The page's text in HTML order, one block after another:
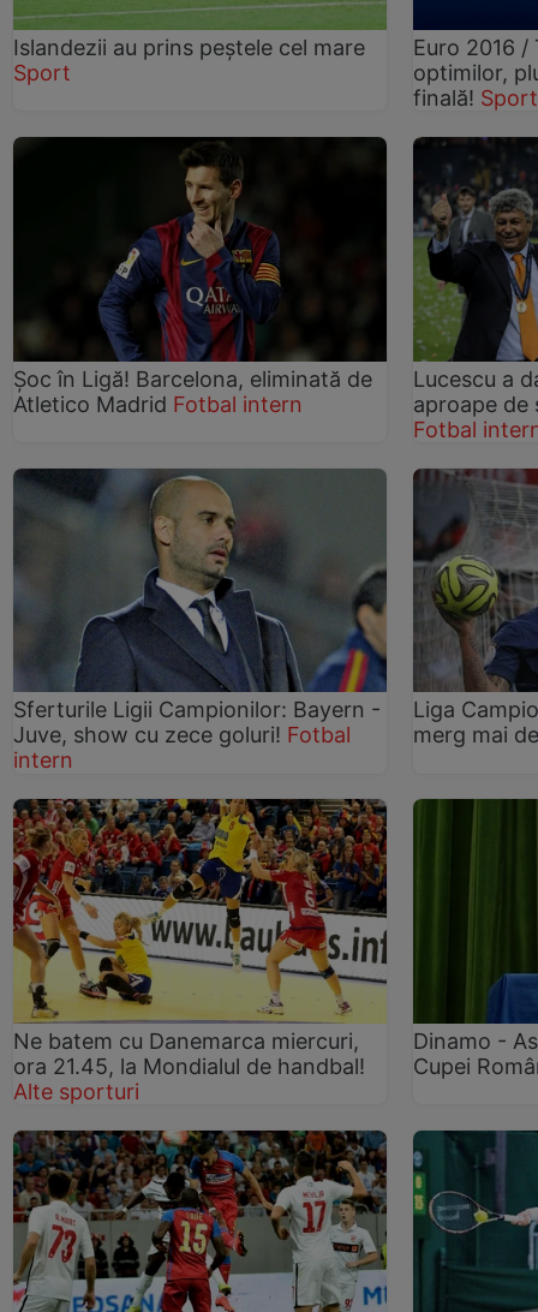
Islandezii au prins peştele cel mare
Sport
Euro 2016 /
optimilor,
finală! Sport
Şoc în Ligă! Barcelona, eliminată de
Atletico Madrid Fotbal intern
Lucescu a
aproape de
Fotbal
Sferturile Ligii Campionilor: Bayern -
Juve, show cu zece goluri! Fotbal
intern
Liga
merg mai
Ne batem cu Danemarca miercuri,
ora 21.45, la Mondialul de handbal!
Alte sporturi
Dinamo -
Cupei